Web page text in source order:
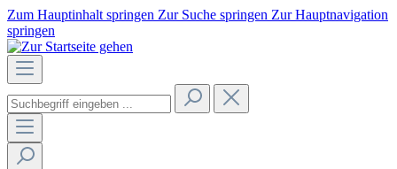
Zum Hauptinhalt springen Zur Suche springen Zur Hauptnavigation
springen